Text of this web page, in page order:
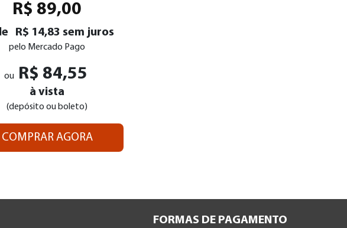
R$ 89,00
R$ 14,83 sem juros
pelo Mercado Pago
ou R$ 84,55
à vista
(depósito ou boleto)
COMPRAR AGORA
FORMAS DE PAGAMENTO